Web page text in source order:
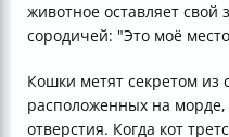
животное оставляет свой
сородичей: "Это моё
Кошки метят секретом из
расположенных на морде,
отверстия. Когда кот